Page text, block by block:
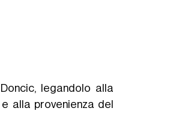
legandolo alla
e alla provenienza del